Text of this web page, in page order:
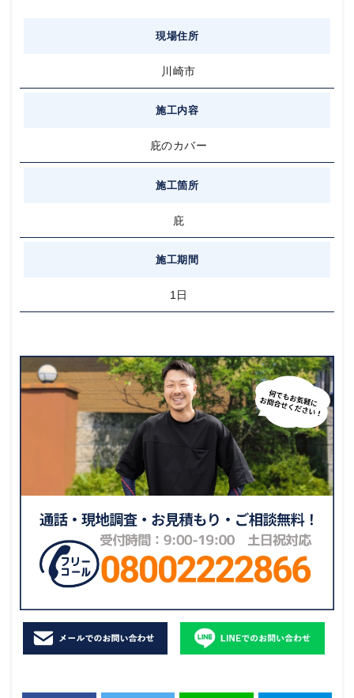
現場住所
川崎市
施工内容
庇のカバー
施工箇所
庇
施工期間
1日